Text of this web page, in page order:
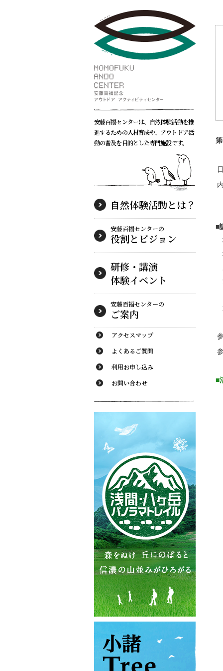
安藤百福センターは、自然体験活動を推
進するための人材育成や、アウトドア活
動の普及を目的とした専門施設です。
自然体験活動とは？
安藤百福センターの
役割とビジョン
研修・講演
体験イベント
安藤百福センターの
ご案内
アクセスマップ
よくあるご質問
利用お申し込み
お問い合わせ
■
■